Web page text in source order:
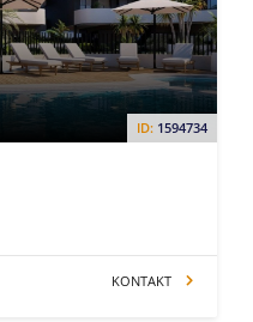
ID: 1594734
KONTAKT